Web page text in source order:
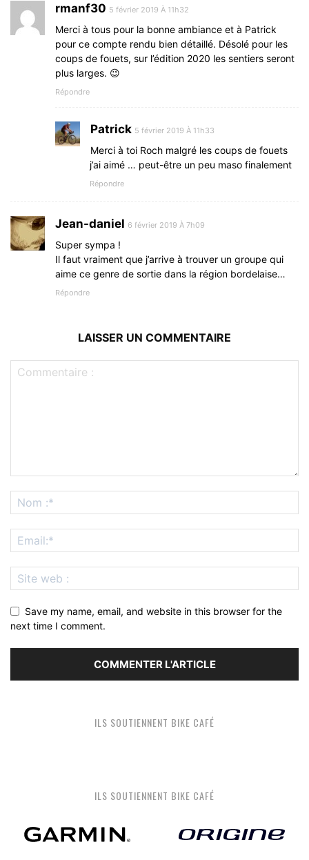
rmanf30 5 février 2019 À 11h32
Merci à tous pour la bonne ambiance et à Patrick
pour ce compte rendu bien détaillé. Désolé pour les
coups de fouets, sur l’édition 2020 les sentiers seront
plus larges. 😉
Répondre
Patrick 5 février 2019 À 11h33
Merci à toi Roch malgré les coups de fouets
j’ai aimé … peut-être un peu maso finalement
Répondre
Jean-daniel 6 février 2019 À 7h09
Super sympa !
Il faut vraiment que j’arrive à trouver un groupe qui
aime ce genre de sortie dans la région bordelaise…
Répondre
LAISSER UN COMMENTAIRE
Save my name, email, and website in this browser for the
next time I comment.